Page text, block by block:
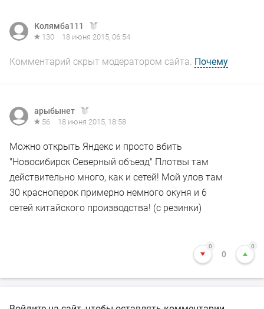
Колямба111
130 18 июня 2015, 06:54
Комментарий скрыт модератором сайта. Почему
арыбынет
56 18 июня 2015, 18:58
Можно открыть Яндекс и просто вбить
"Новосибирск Северный объезд" Плотвы там
действительно много, как и сетей! Мой улов там
30 красноперок примерно немного окуня и 6
сетей китайского производства! (с резинки)
0
0
0